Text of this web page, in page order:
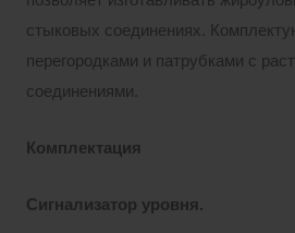
стыковых соединениях.
перегородками и патрубками с
соединениями.
Комплектация
Сигнализатор уровня.